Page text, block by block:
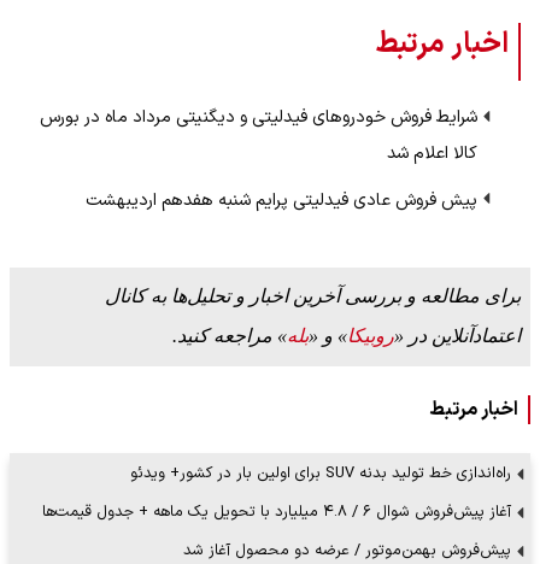
اخبار مرتبط
شرایط فروش خودروهای فیدلیتی و دیگنیتی مرداد ماه در بورس
کالا اعلام شد
پیش فروش عادی فیدلیتی پرایم شنبه هفدهم اردیبهشت
برای مطالعه و بررسی آخرین اخبار و تحلیل‌ها به کانال
اعتمادآنلاین در «روبیکا» و «بله» مراجعه کنید.
اخبار مرتبط
راه‌اندازی خط تولید بدنه SUV برای اولین بار در کشور+ ویدئو
آغاز پیش‌فروش شوال ۶ / ۴.۸ میلیارد با تحویل یک ماهه + جدول قیمت‌ها
پیش‌فروش بهمن‌موتور / عرضه دو محصول آغاز شد